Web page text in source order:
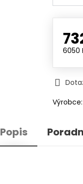
6050
Výrobce:
Popis